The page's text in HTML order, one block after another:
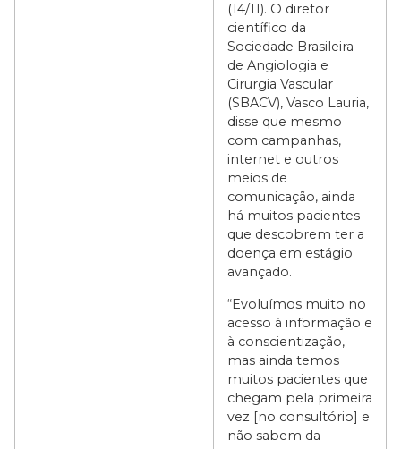
(14/11). O diretor
científico da
Sociedade Brasileira
de Angiologia e
Cirurgia Vascular
(SBACV), Vasco Lauria,
disse que mesmo
com campanhas,
internet e outros
meios de
comunicação, ainda
há muitos pacientes
que descobrem ter a
doença em estágio
avançado.
“Evoluímos muito no
acesso à informação e
à conscientização,
mas ainda temos
muitos pacientes que
chegam pela primeira
vez [no consultório] e
não sabem da